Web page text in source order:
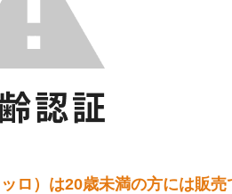
ロ）は20歳未満の方には販売